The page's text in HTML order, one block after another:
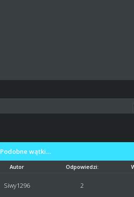
Podobne wątki…
Autor Odpowiedzi:
Siwy1296 2